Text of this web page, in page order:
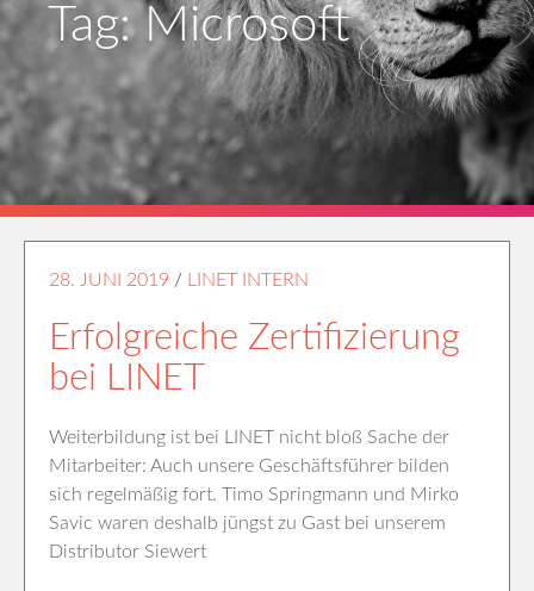
Tag: Microsoft
28. JUNI 2019 / LINET INTERN
Erfolgreiche Zertifizierung
bei LINET
Weiterbildung ist bei LINET nicht bloß Sache der
Mitarbeiter: Auch unsere Geschäftsführer bilden
sich regelmäßig fort. Timo Springmann und Mirko
Savic waren deshalb jüngst zu Gast bei unserem
Distributor Siewert